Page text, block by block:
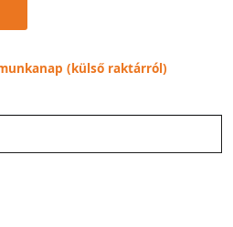
(külső raktárról)